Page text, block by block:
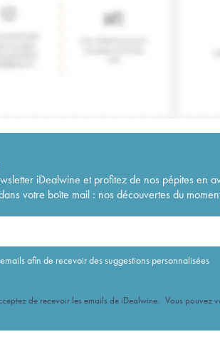
iDealwine et profitez de nos pépites en
votre boîte mail : nos découvertes du
afin de recevoir des suggestions personnalisées
de recevoir les emails de iDealwine. Vous pouvez